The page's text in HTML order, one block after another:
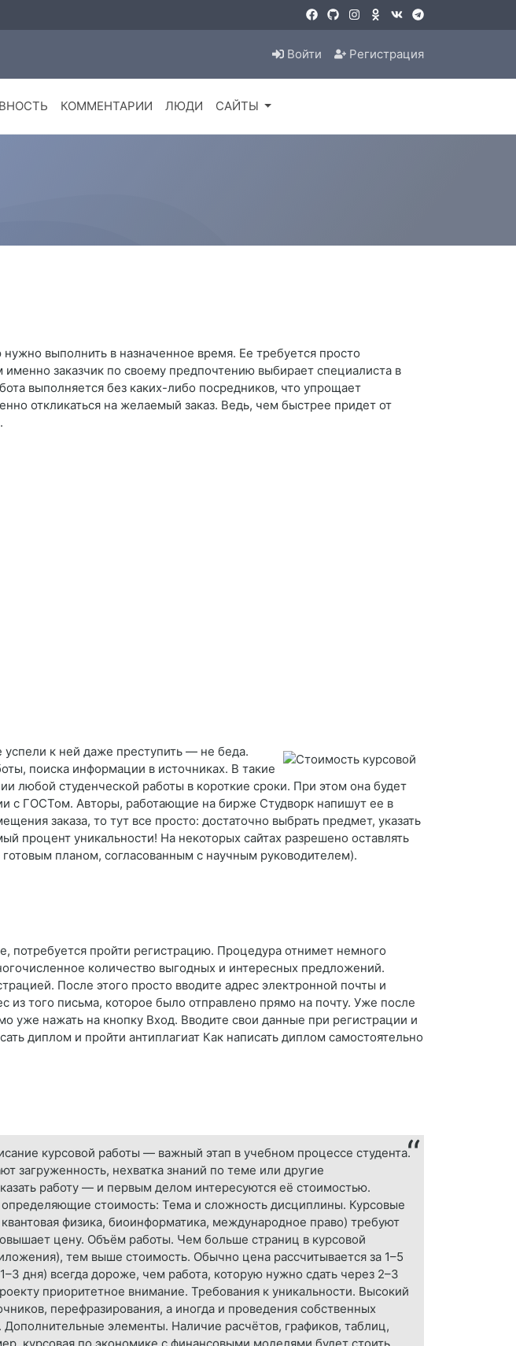
Войти Регистрация
КОММЕНТАРИИ ЛЮДИ САЙТЫ
выполнить в назначенное время. Ее требуется просто
заказчик по своему предпочтению выбирает специалиста в
выполняется без каких-либо посредников, что упрощает
откликаться на желаемый заказ. Ведь, чем быстрее придет от
к ней даже преступить — не беда.
поиска информации в источниках. В такие
любой студенческой работы в короткие сроки. При этом она будет
с ГОСТом. Авторы, работающие на бирже Студворк напишут ее в
заказа, то тут все просто: достаточно выбрать предмет, указать
процент уникальности! На некоторых сайтах разрешено оставлять
планом, согласованным с научным руководителем).
потребуется пройти регистрацию. Процедура отнимет немного
количество выгодных и интересных предложений.
После этого просто вводите адрес электронной почты и
того письма, которое было отправлено прямо на почту. Уже после
уже нажать на кнопку Вход. Вводите свои данные при регистрации и
диплом и пройти антиплагиат Как написать диплом самостоятельно
курсовой работы — важный этап в учебном процессе студента.
загруженность, нехватка знаний по теме или другие
работу — и первым делом интересуются её стоимостью.
стоимость: Тема и сложность дисциплины. Курсовые
физика, биоинформатика, международное право) требуют
цену. Объём работы. Чем больше страниц в курсовой
тем выше стоимость. Обычно цена рассчитывается за 1–5
дня) всегда дороже, чем работа, которую нужно сдать через 2–3
приоритетное внимание. Требования к уникальности. Высокий
перефразирования, а иногда и проведения собственных
элементы. Наличие расчётов, графиков, таблиц,